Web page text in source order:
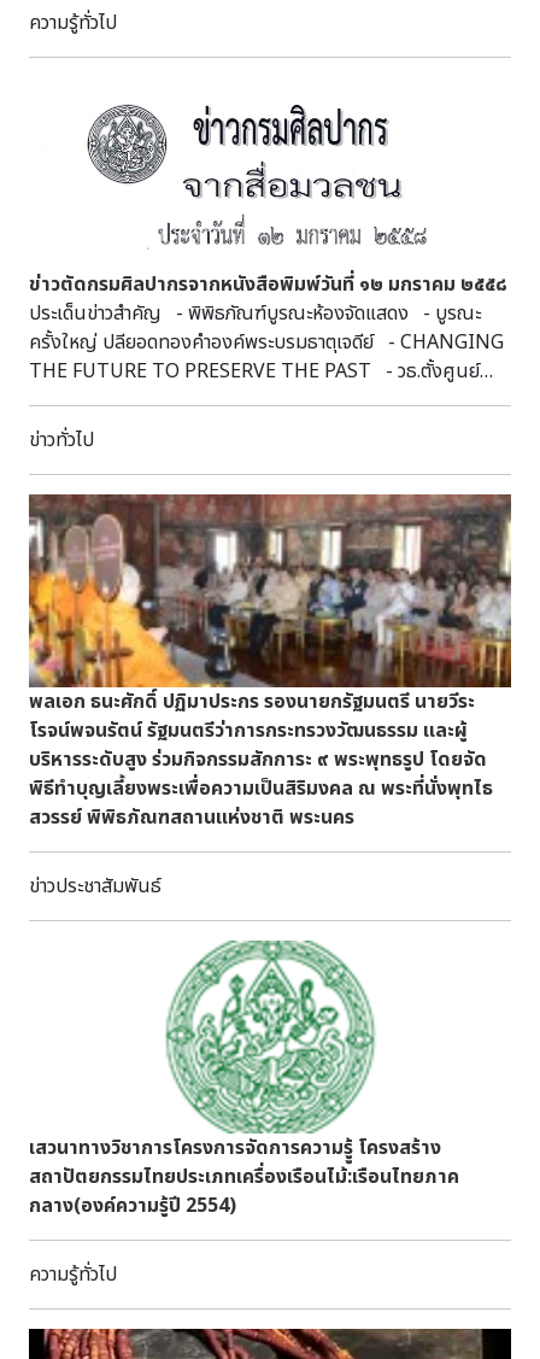
จุฬาลงกรณ์ราชวิทยาลัย) ซึ่งพระองค์โปรดฯให้สร้างขึ้นตั้งแต่เมื่อ
วันที่ 8 พฤศจิกายน พ.ศ.2432 ณ วัดมหาธาตุราชวรมหาวิหาร
กับที่สมเด็จพระบรมโอรสาธิราชเจ้าฟ้ามหาวชิรุณหิศ สยามมกุฏ
ราชกุมาร เสด็จสวรรคต เมื่อวันที่ 4 มกราคม พ.ศ.2437 ซึ่งโดย
ราชประเพณีจะต้องทำพระเมรุขนาดใหญ่ตามพระเกียรติยศ ณ
ท้องสนามหลวงแต่พระองค์ไม่ทรงมีพระราชประสงค์จะให้เป็นการ
สิ้นเปลืองโดยเปล่าประโยชน์และยากลำบากแก่คนเป็นจำนวนมาก
จึงมีพระบรมราชโองการโปรดเกล้าฯ ให้สมเด็จพระเจ้าบรมวงศ์
เธอเจ้าฟ้ากรมพระยานริศรานุวัติวงศ์เป็นผู้บัญชาการก่อสร้าง
อาคารหลังนี้ขึ้น ณ บริเวณกุฏิสงฆ์วัดมหาธาตุด้านทิศตะวันออก
เพื่อเป็นที่เชิญพระบรมศพสมเด็จพระบรมโอรสาธิราชเจ้าฟ้ามหา
วชิรุณหิศ สยามมกุฏราชกุมาร มาประดิษฐานบำเพ็ญพระราชกุศล
ทักษิณาทานเสร็จแล้วจึงจะเชิญพระบรมศพไปประดิษฐานณพระ
หลังนี้จะพระราชอุทิศถวายเป็นสถานที่เรียนสำหรับมหาธาตุ
วิทยาลัยต่อไป แต่การยังมิทำสำเร็จสมพระราชประสงค์ก็เสด็จ
สวรรคตเสียก่อน ในรัชสมัยพระบาทสมเด็จพระมงกุฏเกล้าเจ้าอยู่
หัวได้ทรงพระกรุณาโปรดเกล้าฯให้สร้างต่อมาจนแล้วเสร็จ
พระราชทานให้เป็นที่ตั้งหอพระสมุดสำหรับพระนคร โดยโปรดฯให
ย้ายหอพระสมุดวชิรญาณสำหรับพระนครจากที่ตั้งเดิมในพระบรม
มหาราชวังมาตั้งที่อาคารแห่งนี้และได้เสด็จพระราชดำเนินทรงเปิด
หอพระสมุดสำหรับพระนคร เมื่อวันที่ 6 มกราคม พ.ศ.2459 ต่อมา
ในรัชสมัยของพระบาทสมเด็จพระปกเกล้าเจ้าอยู่หัวได้ทรงพระ
กรุณาโปรดเกล้าฯ พระราชทานหนังสือในหอพระสมุดส่วน
พระองค์มาเพิ่มเติมในหอพระสมุดสำหรับพระนครปริมาณหนังสือ
มากขึ้นจึงโปรดฯ ให้แยกหอพระสมุดสำหรับพระนครออกเป็นหอ
พระสมุดวชิรญาณและหอพระสุมดวชิราวุธโดยโปรดฯให้หอพระสมุด
วชิรญาณไปตั้งที่พระราชวังบวรสถานมงคล รูปแบบสมัย
รัตนโกสินทร์ รัชกาลที่ 5-6 อาคารหอพระสมุดวชิราวุธ หรือ
ถาวรวัตถุ สร้างตามแบบสถาปัตยกรรมขอม มุงกระเบื้องกาบูสีคล้ำ
ธาตุของพระปรางค์ถึง 3 หลัง ซึ่งน่าจะเป็นแบบที่ดัดแปลงจาก
ยอดปรางค์ 3 ยอดเดิม และสุดปีกของอาคารมีเรือนธาตุแบบนี้อีก
ทั้งสองข้าง ปั้นลมอาคารประดับลายปูนปั้น เฉพาะหลังกลางหน้า
บันลด 3 ชั้น นอกนั้นลด 2 ชั้น ลายที่หัวเสาและฐานเสาประดิษฐ์
จากฐานกลีบบัว ประตูเฉพาะประตูกลางของเรือนกลางเป็นรูปโค้ง
แหลมแบบสถาปัตยกรรม Gothic นอกนั้นเป็นประตูสี่เหลี่ยม
ธรรมดา ทางเข้าออกอยู่กึ่งกลางของปีกซ้ายของอาคาร ซุ้มประตู
รูปโค้งแหลมสูงจรดหลังคา หน้าบันมีเพียงชั้นเดียว ซึ่งกึ่งกลาง
ปีกขวาของอาคารก็จะตกแต่งด้วยหน้าบันแบบเดียวกันนี้ อาคาร
ด้านหลัง ประดับหน้าบันเหมือนด้านหน้า มีระเบียงตลอดความยาว
ของอาคาร ตัวอาคารยกพื้นสูง ฐานอาคารก่ออิฐถือปูนแบบฐาน
ปัทม์ มีบันไดขึ้นทั้งหน้าและหลังเป็นระยะๆ ตลอดความยาวของ
อาคาร และมีบันไดขึ้นสู่ระเบียงจากทางเข้าออก สนามด้านหน้าและ
ด้านหลังเป็นแนวแคบขนานไปกับอาคารปูหญ้าและปลูกไม้ดอก
เฉพาะสนามด้านหน้ามีรั้วเหล็กโปร่งล้อม
ความรู้ทั่วไป
ข่าวตัดกรมศิลปากรจากหนังสือพิมพ์วันที่ ๑๒ มกราคม ๒๕๕๘
ประเด็นข่าวสำคัญ - พิพิธภัณฑ์บูรณะห้องจัดแสดง - บูรณะ
ครั้งใหญ่ ปลียอดทองคำองค์พระบรมธาตุเจดีย์ - CHANGING
THE FUTURE TO PRESERVE THE PAST - วธ.ตั้งศูนย์
พัฒนาหนังสือไทยเอกสารเเนบ
ข่าวทั่วไป
พลเอก ธนะศักดิ์ ปฏิมาประกร รองนายกรัฐมนตรี นายวีระ
โรจน์พจนรัตน์ รัฐมนตรีว่าการกระทรวงวัฒนธรรม และผู้
บริหารระดับสูง ร่วมกิจกรรมสักการะ ๙ พระพุทธรูป โดยจัด
พิธีทำบุญเลี้ยงพระเพื่อความเป็นสิริมงคล ณ พระที่นั่งพุทไธ
สวรรย์ พิพิธภัณฑสถานแห่งชาติ พระนคร
ข่าวประชาสัมพันธ์
เสวนาทางวิชาการโครงการจัดการความรูู้ โครงสร้าง
สถาปัตยกรรมไทยประเภทเครื่องเรือนไม้:เรือนไทยภาค
กลาง(องค์ความรู้ปี 2554)
ความรู้ทั่วไป